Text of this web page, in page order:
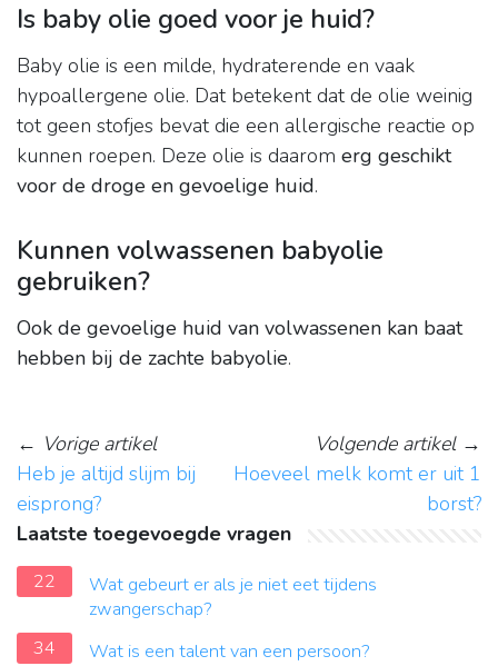
Is baby olie goed voor je huid?
Baby olie is een milde, hydraterende en vaak
hypoallergene olie. Dat betekent dat de olie weinig
tot geen stofjes bevat die een allergische reactie op
kunnen roepen. Deze olie is daarom erg geschikt
voor de droge en gevoelige huid.
Kunnen volwassenen babyolie
gebruiken?
Ook de gevoelige huid van volwassenen kan baat
hebben bij de zachte babyolie.
← Vorige artikel
Heb je altijd slijm bij
eisprong?
Volgende artikel→
Hoeveel melk komt er uit 1
borst?
Laatste toegevoegde vragen
22
Wat gebeurt er als je niet eet tijdens
zwangerschap?
34
Wat is een talent van een persoon?